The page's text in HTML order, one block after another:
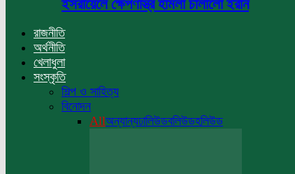
ইসরায়েলে ক্ষেপণাস্ত্র হামলা চালালো ইরান
রাজনীতি
অর্থনীতি
খেলাধুলা
সংস্কৃতি
শিল্প ও সাহিত্য
বিনোদন
Allঅন্যান্যঢালিউডবলিউডহলিউড